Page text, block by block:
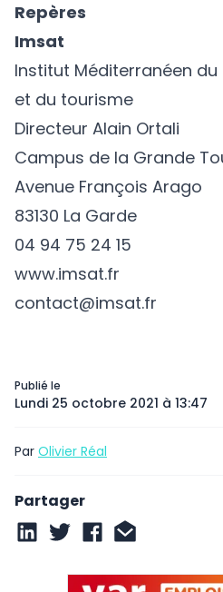
Publié le
Lundi 25 octobre 2021 à 13:47
Par Olivier Réal
Partager
Repères
Imsat
Institut Méditerranéen
et du tourisme
Directeur Alain Ortali
Campus de la Grande
Avenue François Arago
83130 La Garde
04 94 75 24 15
www.imsat.fr
contact@imsat.fr